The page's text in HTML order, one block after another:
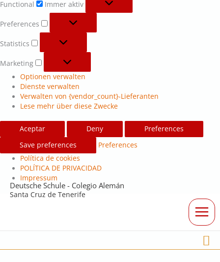
Functional
Immer aktiv
Preferences
Statistics
Marketing
Optionen verwalten
Dienste verwalten
Verwalten von {vendor_count}-Lieferanten
Lese mehr über diese Zwecke
Aceptar Deny
Preferences
Save preferences
Preferences
Política de cookies
POLÍTICA DE PRIVACIDAD
Impressum
Deutsche Schule - Colegio Alemán
Santa Cruz de Tenerife